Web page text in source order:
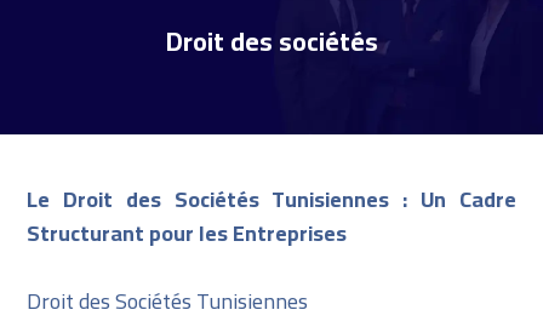
Droit des sociétés
Le Droit des Sociétés Tunisiennes : Un Cadre
Structurant pour les Entreprises
Droit des Sociétés Tunisiennes